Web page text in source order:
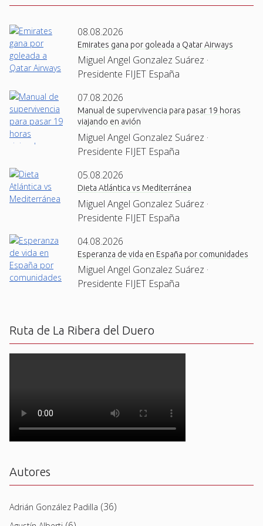
08.08.2026
Emirates gana por goleada a Qatar Airways
Miguel Angel Gonzalez Suárez ·
Presidente FIJET España
07.08.2026
Manual de supervivencia para pasar 19 horas
viajando en avión
Miguel Angel Gonzalez Suárez ·
Presidente FIJET España
05.08.2026
Dieta Atlántica vs Mediterránea
Miguel Angel Gonzalez Suárez ·
Presidente FIJET España
04.08.2026
Esperanza de vida en España por comunidades
Miguel Angel Gonzalez Suárez ·
Presidente FIJET España
Ruta de La Ribera del Duero
Autores
Adrián González Padilla (36)